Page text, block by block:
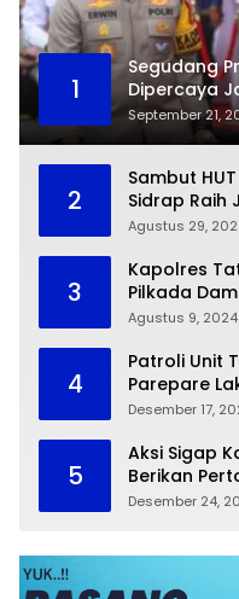
1
Segudang
Dipercaya
September 21,
2
Sambut
Sidrap Raih
Zona 5
Agustus 29,
3
Kapolres
Pilkada
Agustus 9, 2024
4
Patroli Unit
Parepare
Larangan
Desember 17,
5
Aksi Sigap
Berikan
Desember 24,